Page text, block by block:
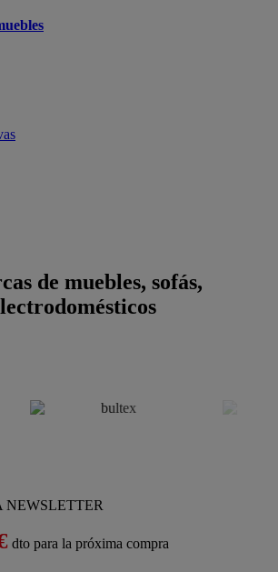
de muebles, sofás,
NEWSLETTER
dto para la próxima compra